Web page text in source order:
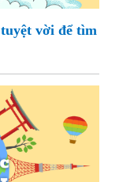
vời để tìm